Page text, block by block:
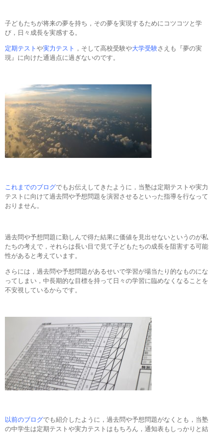
子どもたちが将来の夢を持ち，その夢を実現するためにコツコツと学
び，日々成長を実感する。
定期テスト や実力テスト ，そして高校受験や大学受験さえも『夢の実
現』に向けた通過点に過ぎないのです。
これまでのブログでもお伝えしてきたように，当塾は定期テストや実力
テストに向けて過去問や予想問題を演習させるといった指導を行なって
おりません。
過去問や予想問題に勤しんで得た結果に価値を見出せないというのが私
たちの考えで，それらは長い目で見て子どもたちの成長を阻害する可能
性があると考えています。
さらには，過去問や予想問題があるせいで学習が場当たり的なものにな
ってしまい，中長期的な目標を持って日々の学習に臨めなくなることを
不安視しているからです。
以前のブログでも紹介したように，過去問や予想問題がなくとも，当塾
の中学生は定期テストや実力テストはもちろん，通知表もしっかりと結